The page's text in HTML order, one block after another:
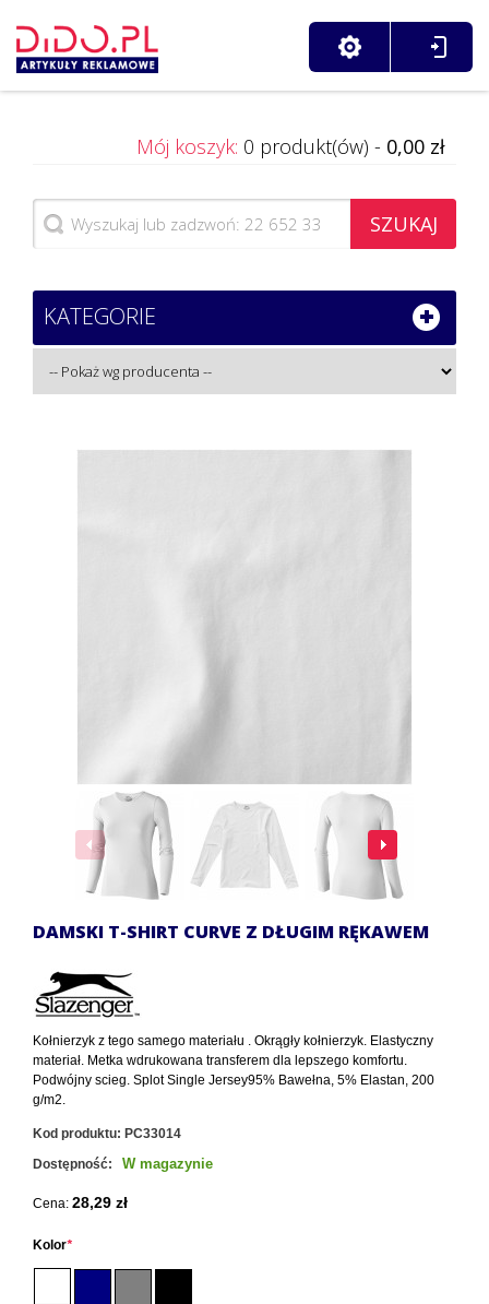
Mój koszyk: 0 produkt(ów) - 0,00 zł
SZUKAJ
KATEGORIE
DAMSKI T-SHIRT CURVE Z DŁUGIM RĘKAWEM
Kołnierzyk z tego samego materiału . Okrągły kołnierzyk. Elastyczny
materiał. Metka wdrukowana transferem dla lepszego komfortu.
Podwójny scieg. Splot Single Jersey95% Bawełna, 5% Elastan, 200
g/m2.
Kod produktu: PC33014
Dostępność:
W magazynie
Cena: 28,29 zł
*
Kolor